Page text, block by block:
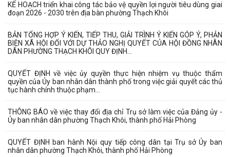
KẾ HOẠCH triển khai công tác bảo vệ quyền lợi người tiêu dùng giai
đoạn 2026 - 2030 trên địa bàn phường Thạch Khôi
BẢN TỔNG HỢP Ý KIẾN, TIẾP THU, GIẢI TRÌNH Ý KIẾN GÓP Ý, PHẢN
BIỆN XÃ HỘI ĐỐI VỚI DỰ THẢO NGHỊ QUYẾT CỦA HỘI ĐỒNG NHÂN
DÂN PHƯỜNG THẠCH KHÔI QUY ĐỊNH...
QUYẾT ĐỊNH về việc ủy quyền thực hiện nhiệm vụ thuộc thẩm
quyền của Ủy ban nhân dân thành phố trong việc giải quyết các thủ
tục hành chính thuộc phạm...
THÔNG BÁO về việc thay đổi địa chỉ Trụ sở làm việc của Đảng ủy -
Ủy ban nhân dân phường Thạch Khôi, thành phố Hải Phòng
QUYẾT ĐỊNH ban hành Nội quy tiếp công dân tại Trụ sở Ủy ban
nhân dân phường Thạch Khôi, thành phố Hải Phòng